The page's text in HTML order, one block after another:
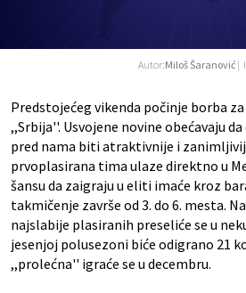
Autor:Miloš Šaranović |
Predstojećeg vikenda počinje borba
,,Srbija''. Usvojene novine obećavaju
pred nama biti atraktivnije i
prvoplasirana tima ulaze direktno u
šansu da zaigraju u eliti imaće kroz
takmičenje završe od 3. do 6. mesta.
najslabije plasiranih preseliće se u
jesenjoj polusezoni biće odigrano 21
,,prolećna'' igraće se u decembru.